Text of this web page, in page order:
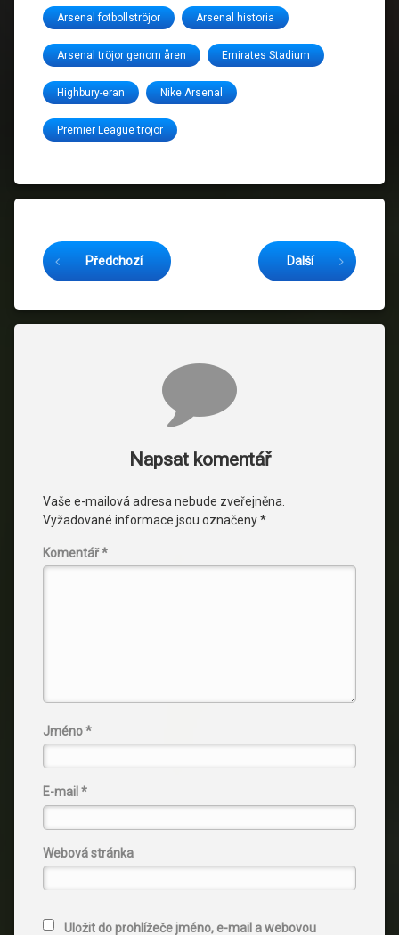
Arsenal fotbollströjor Arsenal historia
Arsenal tröjor genom åren Emirates Stadium
Highbury-eran Nike Arsenal
Premier League tröjor
Předchozí Další
Napsat komentář
Vaše e-mailová adresa nebude zveřejněna.
Vyžadované informace jsou označeny*
Komentář*
Jméno*
E-mail *
Webová stránka
Uložit do prohlížeče jméno, e-mail a webovou